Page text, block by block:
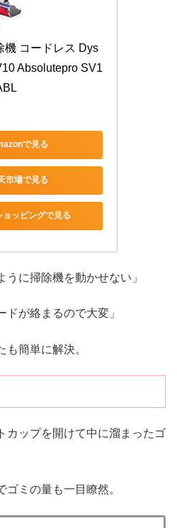
機 コードレス Dys
Absolutepro SV1
で見る
市場で見る
ッピングで見る
うに掃除機を動かせない」
ドが絡まるので大変」
簡単に解決。
カップを開けて中に溜まったゴ
ミの量も一目瞭然。